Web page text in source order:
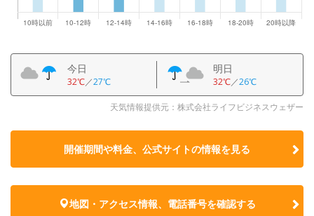
今日
32℃／27℃
明日
32℃／26℃
天気情報提供元：株式会社ライフビジネスウェザー
開催期間や料金、公式サイトの情報を見る
地図・アクセス情報、電話番号を確認する